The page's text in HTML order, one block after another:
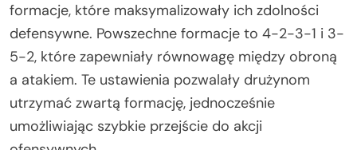
formacje, które maksymalizowały ich zdolności
defensywne. Powszechne formacje to 4-2-3-1 i 3-
5-2, które zapewniały równowagę między obroną
a atakiem. Te ustawienia pozwalały drużynom
utrzymać zwartą formację, jednocześnie
umożliwiając szybkie przejście do akcji